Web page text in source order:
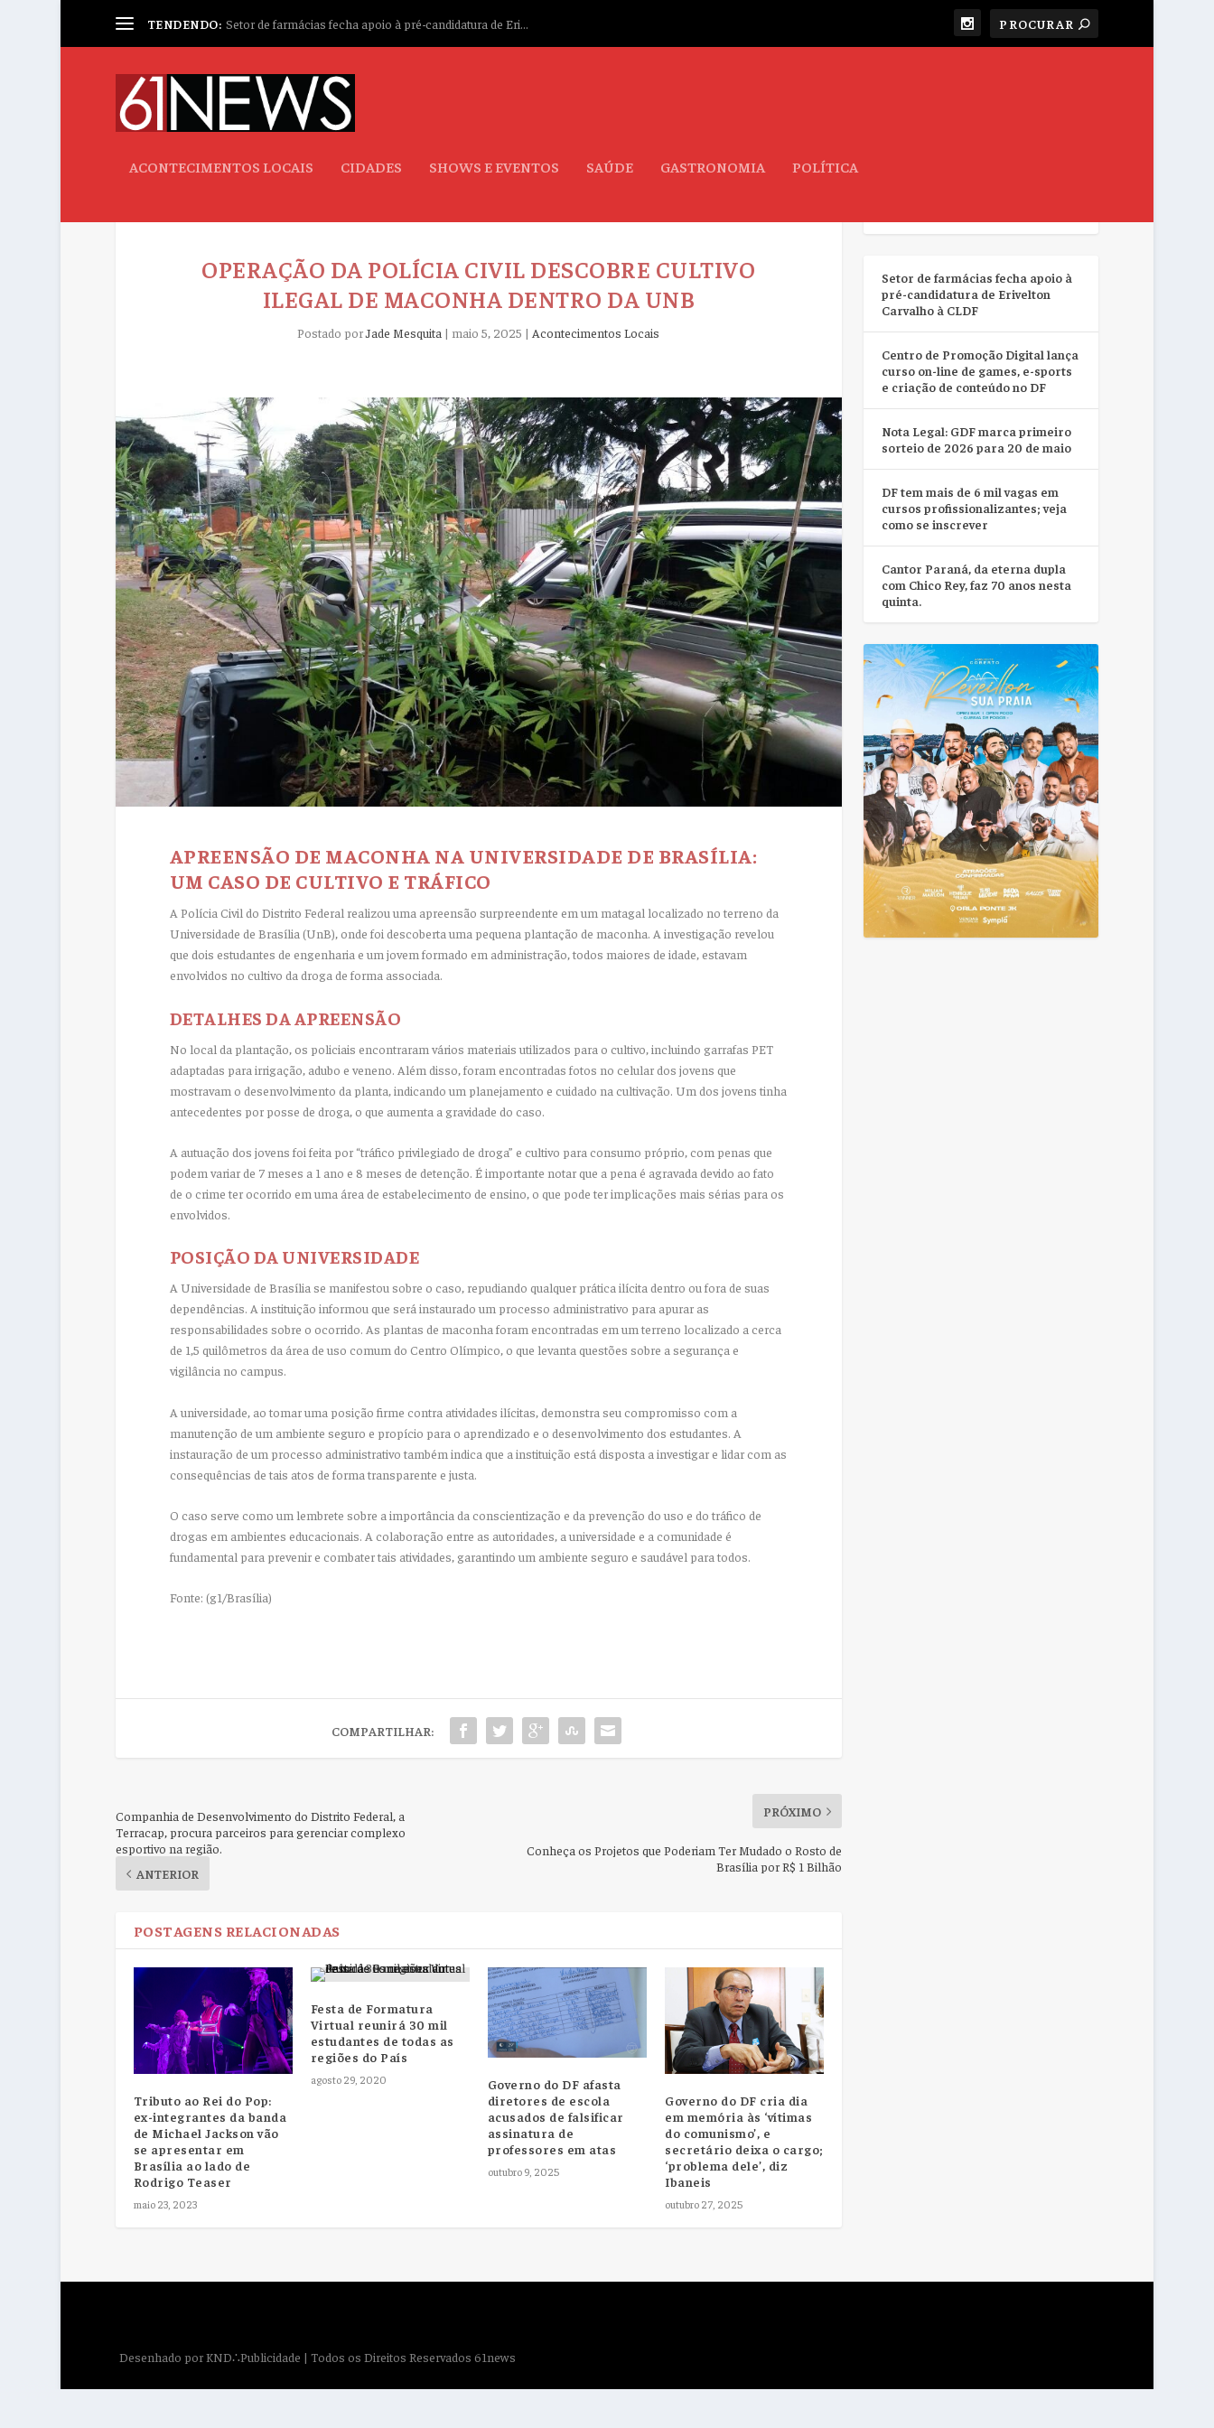
TENDENDO: Setor de farmácias fecha apoio à pré-candidatura de Eri...
ACONTECIMENTOS LOCAIS CIDADES SHOWS E EVENTOS SAÚDE GASTRONOMIA POLÍTICA
OPERAÇÃO DA POLÍCIA CIVIL DESCOBRE CULTIVO
ILEGAL DE MACONHA DENTRO DA UNB
Postado porJade Mesquita | maio 5, 2025 | Acontecimentos Locais
APREENSÃO DE MACONHA NA UNIVERSIDADE DE BRASÍLIA:
UM CASO DE CULTIVO E TRÁFICO
A Polícia Civil do Distrito Federal realizou uma apreensão surpreendente em um matagal localizado no terreno da
Universidade de Brasília (UnB), onde foi descoberta uma pequena plantação de maconha. A investigação revelou
que dois estudantes de engenharia e um jovem formado em administração, todos maiores de idade, estavam
envolvidos no cultivo da droga de forma associada.
DETALHES DA APREENSÃO
No local da plantação, os policiais encontraram vários materiais utilizados para o cultivo, incluindo garrafas PET
adaptadas para irrigação, adubo e veneno. Além disso, foram encontradas fotos no celular dos jovens que
mostravam o desenvolvimento da planta, indicando um planejamento e cuidado na cultivação. Um dos jovens tinha
antecedentes por posse de droga, o que aumenta a gravidade do caso.
A autuação dos jovens foi feita por “tráfico privilegiado de droga” e cultivo para consumo próprio, com penas que
podem variar de 7 meses a 1 ano e 8 meses de detenção. É importante notar que a pena é agravada devido ao fato
de o crime ter ocorrido em uma área de estabelecimento de ensino, o que pode ter implicações mais sérias para os
envolvidos.
POSIÇÃO DA UNIVERSIDADE
A Universidade de Brasília se manifestou sobre o caso, repudiando qualquer prática ilícita dentro ou fora de suas
dependências. A instituição informou que será instaurado um processo administrativo para apurar as
responsabilidades sobre o ocorrido. As plantas de maconha foram encontradas em um terreno localizado a cerca
de 1,5 quilômetros da área de uso comum do Centro Olímpico, o que levanta questões sobre a segurança e
vigilância no campus.
A universidade, ao tomar uma posição firme contra atividades ilícitas, demonstra seu compromisso com a
manutenção de um ambiente seguro e propício para o aprendizado e o desenvolvimento dos estudantes. A
instauração de um processo administrativo também indica que a instituição está disposta a investigar e lidar com as
consequências de tais atos de forma transparente e justa.
O caso serve como um lembrete sobre a importância da conscientização e da prevenção do uso e do tráfico de
drogas em ambientes educacionais. A colaboração entre as autoridades, a universidade e a comunidade é
fundamental para prevenir e combater tais atividades, garantindo um ambiente seguro e saudável para todos.
Fonte: (g1/Brasília)
COMPARTILHAR:
Companhia de Desenvolvimento do Distrito Federal, a
Terracap, procura parceiros para gerenciar complexo
esportivo na região.
ANTERIOR
PRÓXIMO
Conheça os Projetos que Poderiam Ter Mudado o Rosto de
Brasília por R$ 1 Bilhão
POSTAGENS RELACIONADAS
Tributo ao Rei do Pop:
ex-integrantes da banda
de Michael Jackson vão
se apresentar em
Brasília ao lado de
Rodrigo Teaser
maio 23, 2023
Festa de Formatura
Virtual reunirá 30 mil
estudantes de todas as
regiões do País
agosto 29, 2020
Governo do DF afasta
diretores de escola
acusados de falsificar
assinatura de
professores em atas
outubro 9, 2025
Governo do DF cria dia
em memória às ‘vítimas
do comunismo’, e
secretário deixa o cargo;
‘problema dele’, diz
Ibaneis
outubro 27, 2025
Setor de farmácias fecha apoio à
pré-candidatura de Erivelton
Carvalho à CLDF
Centro de Promoção Digital lança
curso on-line de games, e-sports
e criação de conteúdo no DF
Nota Legal: GDF marca primeiro
sorteio de 2026 para 20 de maio
DF tem mais de 6 mil vagas em
cursos profissionalizantes; veja
como se inscrever
Cantor Paraná, da eterna dupla
com Chico Rey, faz 70 anos nesta
quinta.
Desenhado porKND∴Publicidade | Todos os Direitos Reservados 61news